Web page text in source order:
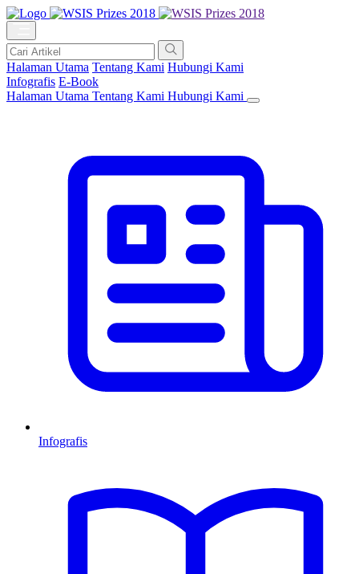
Halaman Utama Tentang Kami Hubungi Kami
Infografis E-Book
Halaman Utama Tentang Kami Hubungi Kami
Infografis